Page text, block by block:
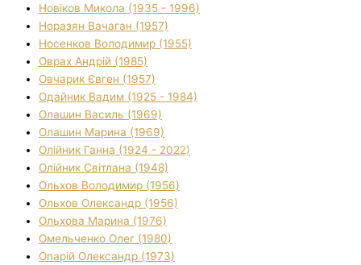
Новіков Микола (1935 - 1996)
Норазян Вачаган (1957)
Носенков Володимир (1955)
Оврах Андрій (1985)
Овчарик Євген (1957)
Одайник Вадим (1925 - 1984)
Олашин Василь (1969)
Олашин Марина (1969)
Олійник Ганна (1924 - 2022)
Олійник Світлана (1948)
Ольхов Володимир (1956)
Ольхов Олександр (1956)
Ольхова Марина (1976)
Омельченко Олег (1980)
Опарій Олександр (1973)